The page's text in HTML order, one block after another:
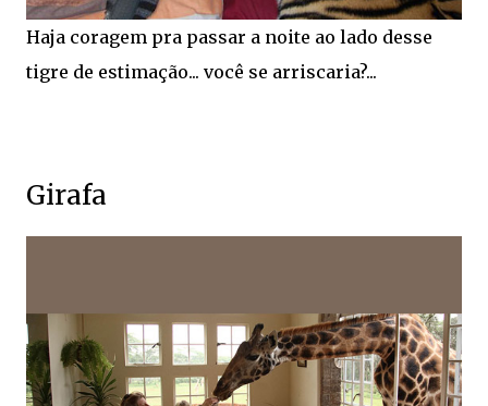
Haja coragem pra passar a noite ao lado desse
tigre de estimação... você se arriscaria?...
Girafa